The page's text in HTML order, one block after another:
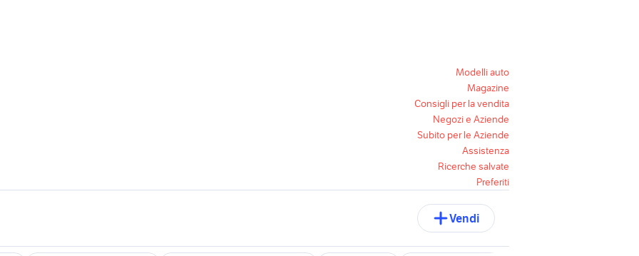
Modelli auto
Magazine
Consigli per la vendita
Negozi e Aziende
Subito per le Aziende
Assistenza
Ricerche salvate
Preferiti
Vendi